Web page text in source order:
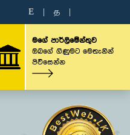
E த
මගේ පාර්ලිමේන්තුව
ඔබගේ ගිණුමට මෙතැනින්
පිවිසෙන්න